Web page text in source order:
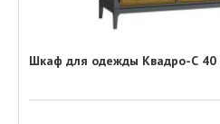
Шкаф для одежды Квадро-С 40